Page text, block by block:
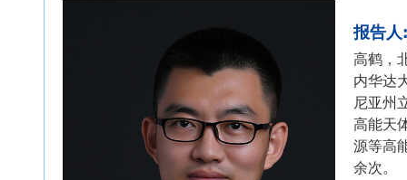
报告人:
高鹤，
内华达
尼亚州
高能天
源等高
余次。